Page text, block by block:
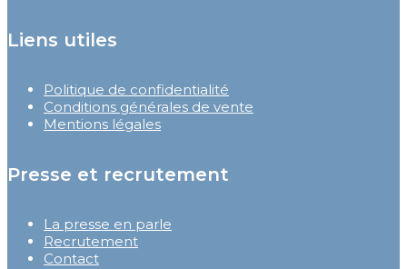
Liens utiles
Politique de confidentialité
Conditions générales de vente
Mentions légales
Presse et recrutement
La presse en parle
Recrutement
Contact